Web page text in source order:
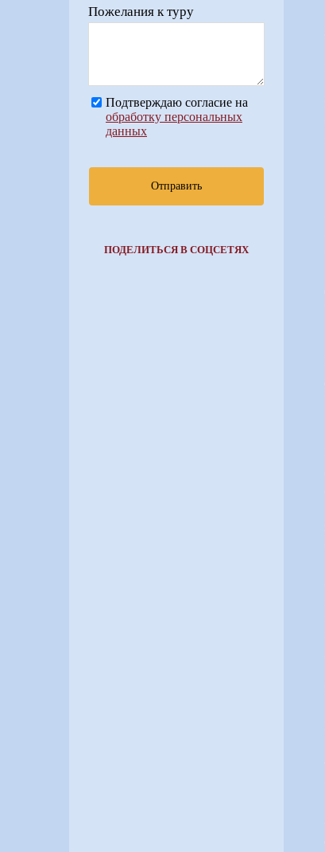
Пожелания к туру
Подтверждаю согласие на
обработку персональных
данных
Отправить
ПОДЕЛИТЬСЯ В СОЦСЕТЯХ